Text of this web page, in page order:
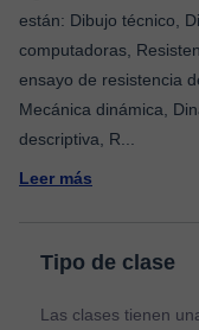
están: Dibujo técnico,
computadoras,
ensayo de resistencia
Mecánica dinámica,
descriptiva, R
Leer más
Tipo de clase
Las clases tienen